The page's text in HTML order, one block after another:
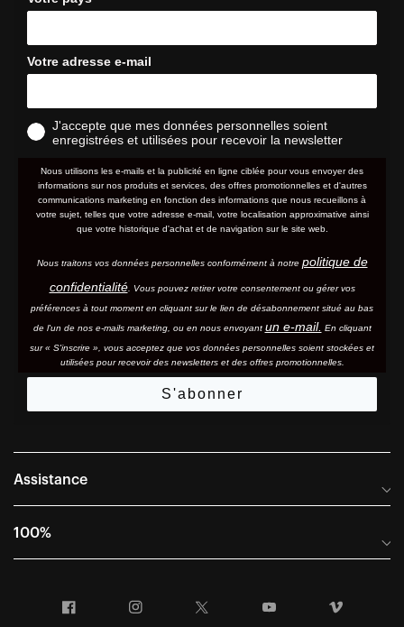
Votre adresse e-mail
J'accepte que mes données personnelles soient
enregistrées et utilisées pour recevoir la newsletter
Nous utilisons les e-mails et la publicité en ligne ciblée pour vous envoyer des
informations sur nos produits et services, des offres promotionnelles et d'autres
communications marketing en fonction des informations que nous recueillons à
votre sujet, telles que votre adresse e-mail, votre localisation approximative ainsi
que votre historique d'achat et de navigation sur le site web.
Nous traitons vos données personnelles conformément à notre politique de
confidentialité. Vous pouvez retirer votre consentement ou gérer vos
préférences à tout moment en cliquant sur le lien de désabonnement situé au bas
de l'un de nos e-mails marketing, ou en nous envoyant un e-mail. En cliquant
sur « S'inscrire », vous acceptez que vos données personnelles soient stockées et
utilisées pour recevoir des newsletters et des offres promotionnelles.
S'abonner
Assistance
Foire aux questions
Conditions générales de vente
100%
Informations sur l'entreprise
Facebook Instagram YouTube